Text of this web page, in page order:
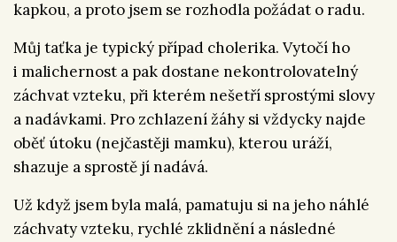
kapkou, a proto jsem se rozhodla požádat o radu.
Můj taťka je typický případ cholerika. Vytočí ho
i malichernost a pak dostane nekontrolovatelný
záchvat vzteku, při kterém nešetří sprostými slovy
a nadávkami. Pro zchlazení žáhy si vždycky najde
oběť útoku (nejčastěji mamku), kterou uráží,
shazuje a sprostě jí nadává.
Už když jsem byla malá, pamatuju si na jeho náhlé
záchvaty vzteku, rychlé zklidnění a následné